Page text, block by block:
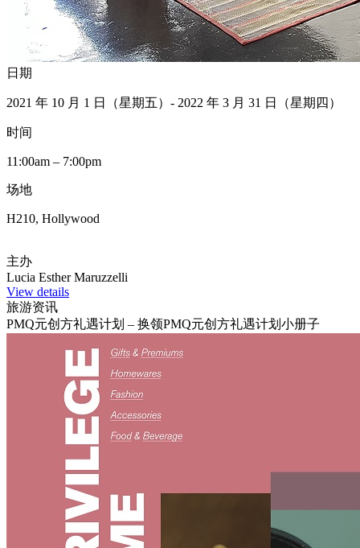
日期
2021 年 10 月 1 日（星期五）- 2022 年 3 月 31 日（星期四）
时间
11:00am – 7:00pm
场地
H210, Hollywood
主办
Lucia Esther Maruzzelli
View details
旅游资讯
PMQ元创方礼遇计划 – 换领PMQ元创方礼遇计划小册子